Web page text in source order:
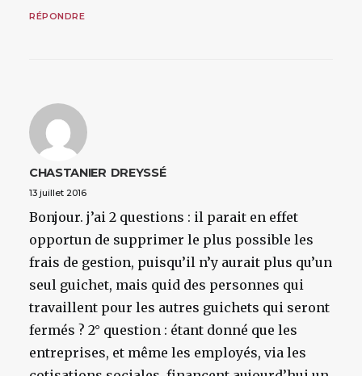
RÉPONDRE
CHASTANIER DREYSSÉ
13 juillet 2016
Bonjour. j’ai 2 questions : il parait en effet
opportun de supprimer le plus possible les
frais de gestion, puisqu’il n’y aurait plus qu’un
seul guichet, mais quid des personnes qui
travaillent pour les autres guichets qui seront
fermés ? 2° question : étant donné que les
entreprises, et même les employés, via les